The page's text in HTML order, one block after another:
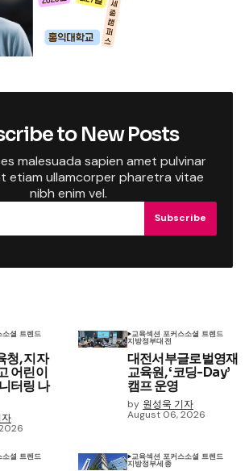
to New Posts
malesuada sapien amet pulvinar
etiam ullamcorper pharetra vitae
nibh enim vel.
Subscribe
소셜 트렌드
청, 지자
어린이
터링 나
교육섹션 포커스소셜 트렌드
지방정부대전
대전서부글로벌영재
교육원, ‘코딩-Day’
캠프 운영
by 원성욱 기자
August 06, 2026
소셜 트렌드 교육섹션 포커스소셜 트렌드
지방정부세종